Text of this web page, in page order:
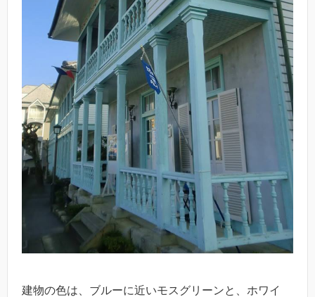
建物の色は、ブルーに近いモスグリーンと、ホワイ